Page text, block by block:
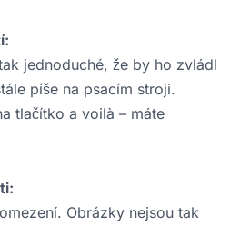
jednoduché, že by ho zvládl
píše na psacím stroji.
tlačítko a voilà – máte
Obrázky nejsou tak